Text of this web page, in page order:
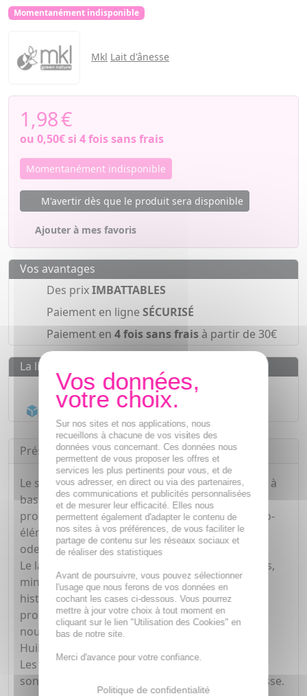
Momentanément indisponible
Mkl Lait d'ânesse
1,98€
ou 0,50€si 4 fois sans frais
Momentanément indisponible
M'avertir dès que le produit sera disponible
Ajouter à mes favoris
Vos avantages
Des prixIMBATTABLES
Paiement en ligneSÉCURISÉ
Paiement en 4 fois sans fraisà partir de 30€
La livraison
Livraison gratuite dès55€
Acheminement Chronopost
Présentation
Le savon de Marseille SURGRAS lait d'ânesse est à
base d'huiles végétales. Le lait d'ânesse est un
produit riche en vitamines, minéraux, et en oligo-
éléments. Il laisse votre peau très douce et avec
odeur de lait très agréable
Le lait d'ânesse est un produit riche en vitamines,
minéraux, et oligo-éléments. Ses bienfaits sont
historiquement reconnus en cosmétiques :
propriétés adoucissantes, régénérantes, et
nourrissantes.
Huiles 100% végétales
Les parfums de nos savons de Marseille 100grs
sont élaborés par un artisan parfumeur de Grasse.
Sur nos sites et nos applications, nous
recueillons à chacune de vos visites des
données vous concernant. Ces données nous
permettent de vous proposer les offres et
services les plus pertinents pour vous, et de
vous adresser, en direct ou via des partenaires,
des communications et publicités personnalisées
et de mesurer leur efficacité. Elles nous
permettent également d'adapter le contenu de
nos sites à vos préférences, de vous faciliter le
partage de contenu sur les réseaux sociaux et
de réaliser des statistiques
Avant de poursuivre, vous pouvez sélectionner
l'usage que nous ferons de vos données en
cochant les cases ci-dessous. Vous pourrez
mettre à jour votre choix à tout moment en
cliquant sur le lien "Utilisation des Cookies" en
bas de notre site.
Merci d'avance pour votre confiance.
Politique de confidentialité